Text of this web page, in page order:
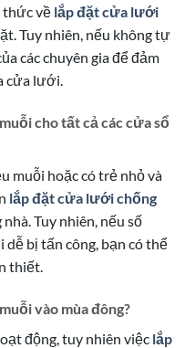
thức về lắp đặt cửa lưới
Tuy nhiên, nếu không tự
các chuyên gia để đảm
cửa lưới.
cho tất cả các cửa sổ
muỗi hoặc có trẻ nhỏ và
lắp đặt cửa lưới chống
Tuy nhiên, nếu số
bị tấn công, bạn có thể
thiết.
vào mùa đông?
động, tuy nhiên việc lắp